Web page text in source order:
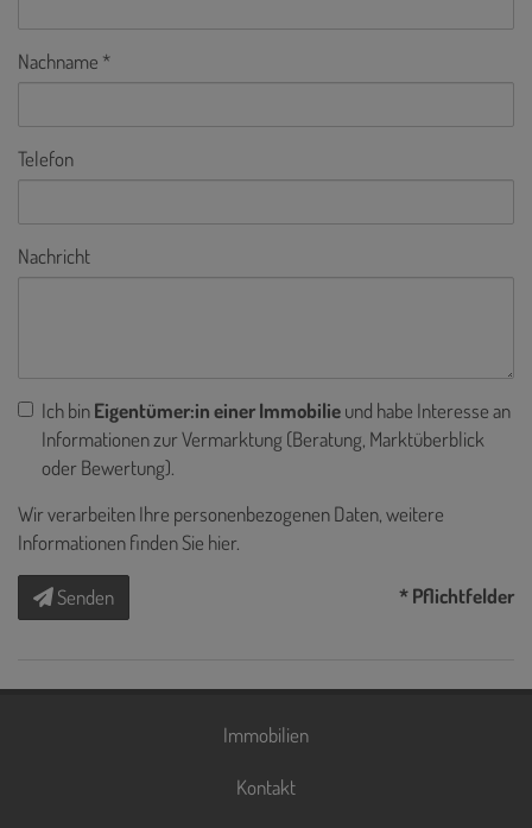
Nachname
Telefon
Nachricht
Ich binEigentümer:in einer Immobilieund habe Interesse an
Informationen zur Vermarktung (Beratung, Marktüberblick
oder Bewertung).
Wir verarbeiten Ihre personenbezogenen Daten, weitere
Informationen finden Sie hier.
Senden * Pflichtfelder
Immobilien
Kontakt